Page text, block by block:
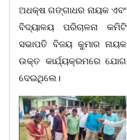
ଅଧକ୍ଷ ଗଙ୍ଗାଧର ନାୟକ ଏବଂ
ବିଦ୍ୟାଳୟ ପରିଚାଳନା କମିଟି
ସଭାପତି ବିଜୟ କୁମାର ନାୟକ
ଉକ୍ତ କାର୍ଯ୍ୟକ୍ରମରେ ଯୋଗ
ଦେଇଥିଲେ।